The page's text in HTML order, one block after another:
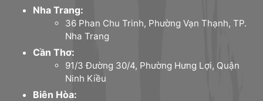
Nha Trang:
36 Phan Chu Trinh, Phường Vạn Thạnh, TP.
Nha Trang
Cần Thơ:
91/3 Đường 30/4, Phường Hưng Lợi, Quận
Ninh Kiều
Biên Hòa: